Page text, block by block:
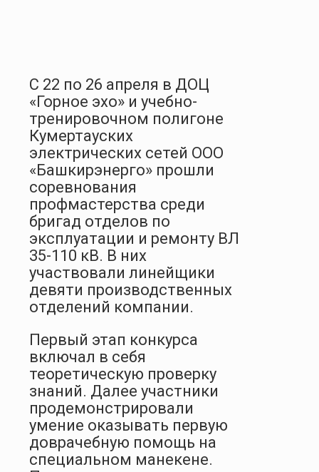
С 22 по 26 апреля в ДОЦ
«Горное эхо» и учебно-
тренировочном полигоне
Кумертауских
электрических сетей ООО
«Башкирэнерго» прошли
соревнования
профмастерства среди
бригад отделов по
эксплуатации и ремонту ВЛ
35-110 кВ. В них
участвовали линейщики
девяти производственных
отделений компании.
Первый этап конкурса
включал в себя
теоретическую проверку
знаний. Далее участники
продемонстрировали
умение оказывать первую
доврачебную помощь на
специальном манекене.